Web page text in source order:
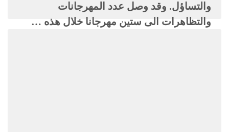
والتساؤل. وقد وصل عدد المهرجانات
والتظاهرات الى ستين مهرجانا خلال هذه …